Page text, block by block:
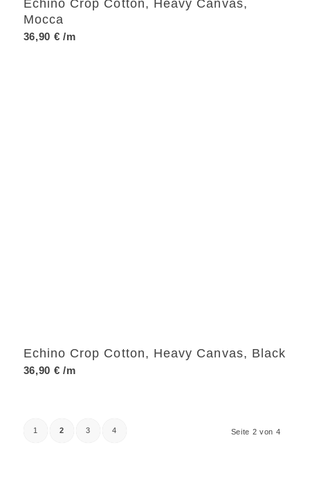
Echino Crop Cotton, Heavy Canvas,
Mocca
36,90 € /m
Echino Crop Cotton, Heavy Canvas, Black
36,90 € /m
Seite 2 von 4
1 2 3 4